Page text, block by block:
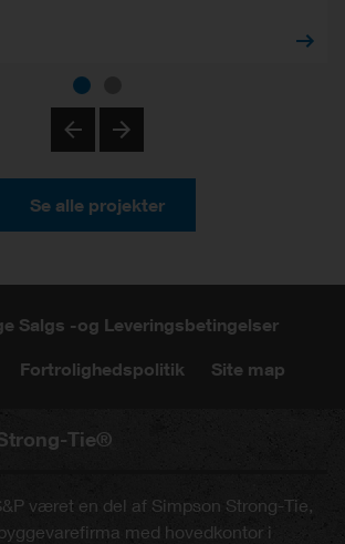
Se alle projekter
Salgs -og Leveringsbetingelser
Fortrolighedspolitik Site map
Tie®
været en del af Simpson Strong-Tie,
med hovedkontor i